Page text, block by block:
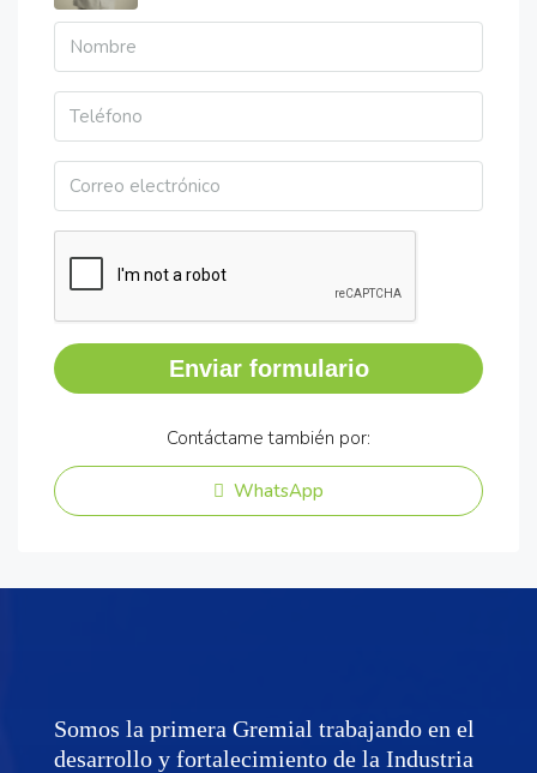
Enviar formulario
Contáctame también por:
WhatsApp
Somos la primera Gremial trabajando en el
desarrollo y fortalecimiento de la Industria